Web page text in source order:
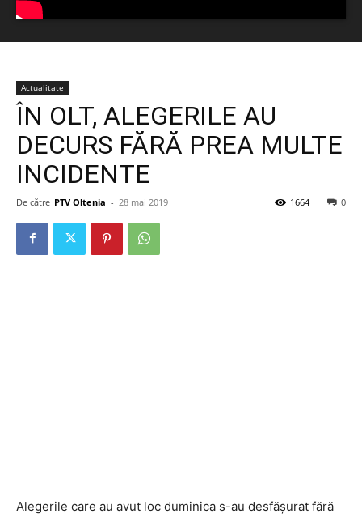
Actualitate
ÎN OLT, ALEGERILE AU
DECURS FĂRĂ PREA MULTE
INCIDENTE
De către PTV Oltenia - 28 mai 2019 0
1664
Alegerile care au avut loc duminica s-au desfășurat fără